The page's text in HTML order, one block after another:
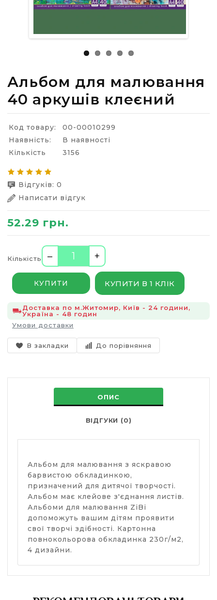
Альбом для малювання
40 аркушів клеєний
Код товару:
00-00010299
Наявність:
В наявності
Кількість
3156
Відгуків: 0
Написати відгук
52.29 грн.
Кількість – +
КУПИТИ КУПИТИ В 1 КЛІК
Доставка по м.Житомир, Київ - 24 години,
Україна - 48 годин
Умови доставки
В закладки До порівняння
ОПИС
ВІДГУКИ (0)
Альбом для малювання з яскравою
барвистою обкладинкою,
призначений для дитячої творчості.
Альбом має клейове з'єднання листів.
Альбоми для малювання ZiBi
допоможуть вашим дітям проявити
свої творчі здібності. Картонна
повнокольорова обкладинка 230г/м2,
4 дизайни.